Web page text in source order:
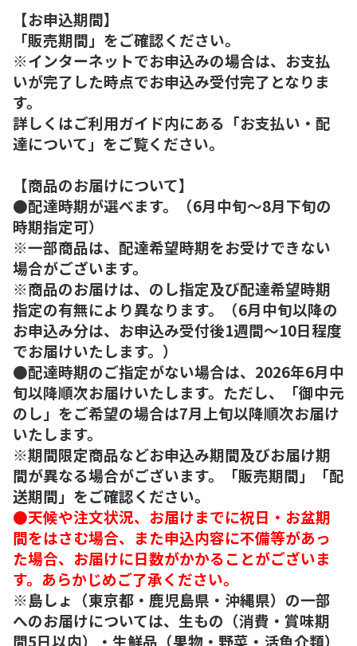
【お申込期間】
「販売期間」をご確認ください。
※インターネットでお申込みの場合は、お支払
いが完了した時点でお申込み受付完了となりま
す。
詳しくはご利用ガイド内にある「お支払い・配
達について」をご覧ください。
【商品のお届けについて】
●配達時期が選べます。（6月中旬～8月下旬の
時期指定可）
※一部商品は、配達希望時期をお受けできない
場合がございます。
※商品のお届けは、のし指定及び配達希望時期
指定の有無により異なります。（6月中旬以降の
お申込み分は、お申込み受付後1週間～10日程度
でお届けいたします。）
●配達時期のご指定がない場合は、2026年6月中
旬以降順次お届けいたします。ただし、「御中元
のし」をご希望の場合は7月上旬以降順次お届け
いたします。
※期間限定商品などお申込み期間及びお届け期
間が異なる場合がございます。「販売期間」「配
送期間」をご確認ください。
●天候や注文状況、お届けまでに祝日・お盆期
間をはさむ場合、また申込内容に不備等があっ
た場合、お届けに日数がかかることがございま
す。あらかじめご了承ください。
※島しょ（東京都・鹿児島県・沖縄県）の一部
へのお届けについては、生もの（消費・賞味期
間5日以内）・生鮮品（果物・野菜・活魚介類）